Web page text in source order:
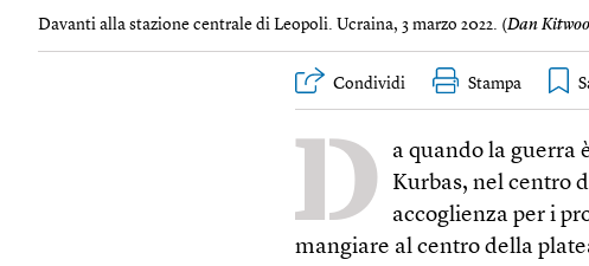
Davanti alla stazione centrale di Leopoli. Ucraina, 3 marzo 2022. (Dan
Condividi Stampa
D
a quando la guerra
Kurbas, nel centro
accoglienza per i
mangiare al centro della